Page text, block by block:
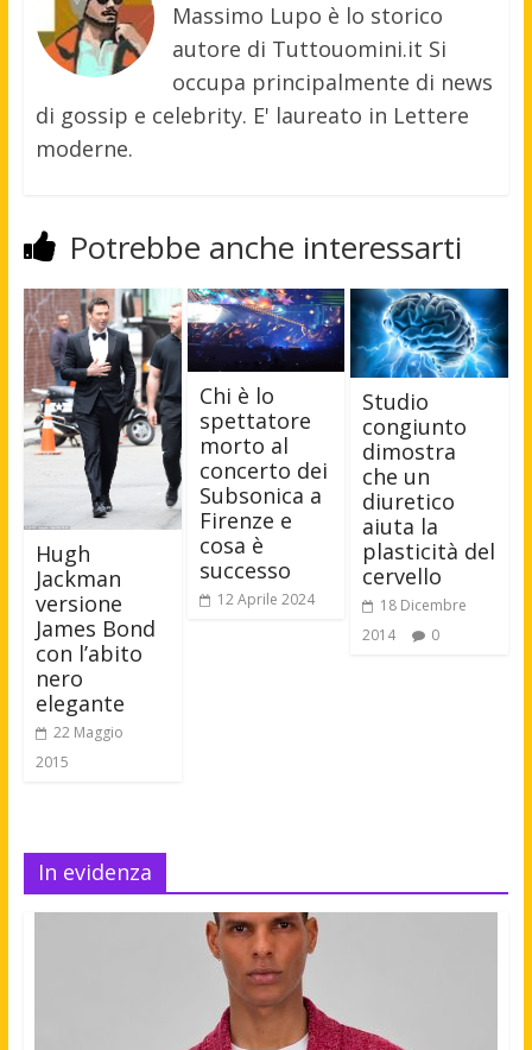
Massimo Lupo è lo storico
autore di Tuttouomini.it Si
occupa principalmente di news
di gossip e celebrity. E' laureato in Lettere
moderne.
Potrebbe anche interessarti
Hugh
Jackman
versione
James Bond
con l’abito
nero
elegante
22 Maggio
2015
Chi è lo
spettatore
morto al
concerto dei
Subsonica a
Firenze e
cosa è
successo
12 Aprile 2024
Studio
congiunto
dimostra
che un
diuretico
aiuta la
plasticità del
cervello
18 Dicembre
2014
0
In evidenza